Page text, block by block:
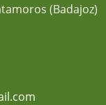
(Badajoz)